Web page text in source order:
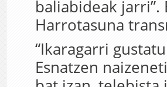
baliabideak
Harrotasuna
“Ikaragarri
Esnatzen